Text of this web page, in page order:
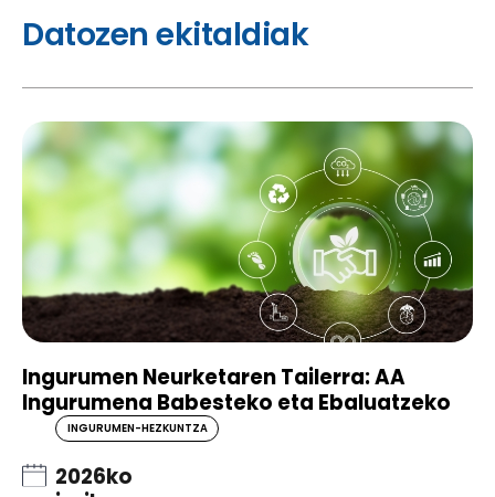
Datozen ekitaldiak
Ingurumen Neurketaren Tailerra: AA
Ingurumena Babesteko eta Ebaluatzeko
INGURUMEN-HEZKUNTZA
2026ko